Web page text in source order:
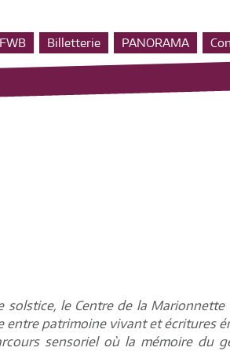
Billetterie PANORAMA
solstice, le Centre de la
patrimoine vivant et écritures
sensoriel où la mémoire du